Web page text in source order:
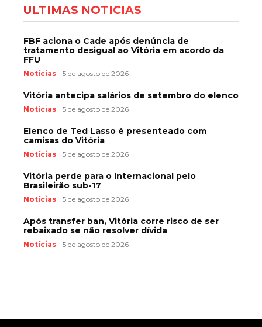
ÚLTIMAS NOTÍCIAS
FBF aciona o Cade após denúncia de
tratamento desigual ao Vitória em acordo da
FFU
Notícias 5 de agosto de 2026
Vitória antecipa salários de setembro do elenco
Notícias 5 de agosto de 2026
Elenco de Ted Lasso é presenteado com
camisas do Vitória
Notícias 5 de agosto de 2026
Vitória perde para o Internacional pelo
Brasileirão sub-17
Notícias 5 de agosto de 2026
Após transfer ban, Vitória corre risco de ser
rebaixado se não resolver dívida
Notícias 5 de agosto de 2026